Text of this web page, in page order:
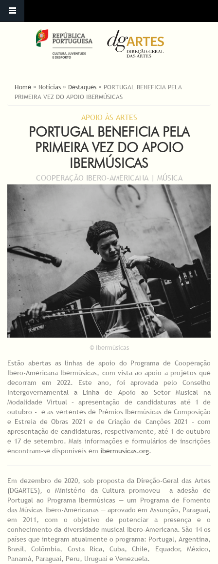
ESTÁ AQUI
Home » Notícias » Destaques » PORTUGAL BENEFICIA PELA
PRIMEIRA VEZ DO APOIO IBERMÚSICAS
APOIO ÀS ARTES
PORTUGAL BENEFICIA PELA
PRIMEIRA VEZ DO APOIO
IBERMÚSICAS
COOPERAÇÃO IBERO-AMERICANA | MÚSICA
© Ibermúsicas
Estão abertas as linhas de apoio do Programa de Cooperação
Ibero-Americana Ibermúsicas, com vista ao apoio a projetos que
decorram em 2022. Este ano, foi aprovada pelo Conselho
Intergovernamental a Linha de Apoio ao Setor Musical na
Modalidade Virtual – apresentação de candidaturas até 1 de
outubro - e as vertentes de Prémios Ibermúsicas de Composição
e Estreia de Obras 2021 e de Criação de Canções 2021 - com
apresentação de candidaturas, respetivamente, até 1 de outubro
e 17 de setembro. Mais informações e formulários de inscrições
encontram-se disponíveis em ibermusicas.org.
Em dezembro de 2020, sob proposta da Direção-Geral das Artes
(DGARTES), o Ministério da Cultura promoveu a adesão de
Portugal ao Programa Ibermúsicas — um Programa de Fomento
das Músicas Ibero-Americanas — aprovado em Assunção, Paraguai,
em 2011, com o objetivo de potenciar a presença e o
conhecimento da diversidade musical Ibero-Americana. São 14 os
países que integram atualmente o programa: Portugal, Argentina,
Brasil, Colômbia, Costa Rica, Cuba, Chile, Equador, México,
Panamá, Paraguai, Peru, Uruguai e Venezuela.